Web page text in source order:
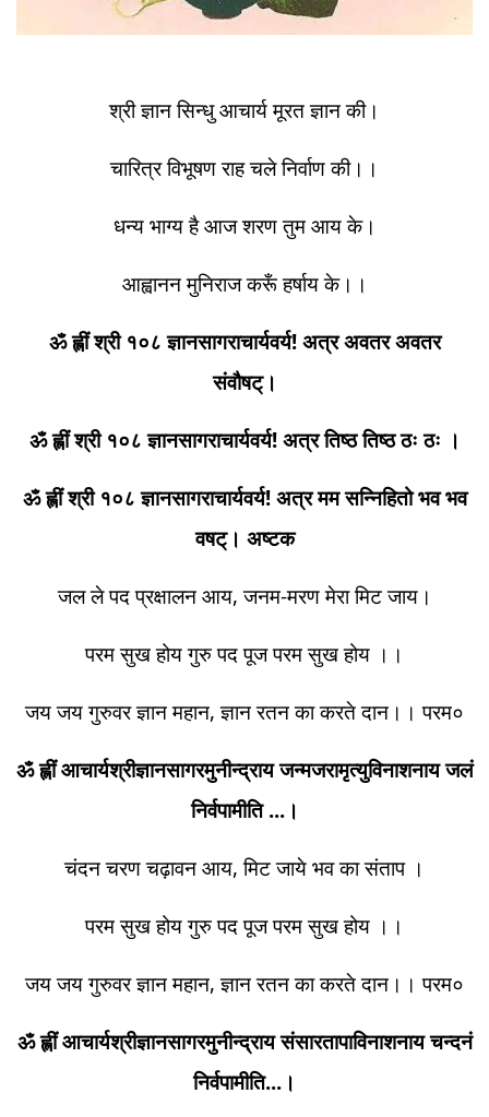
श्री ज्ञान सिन्धु आचार्य मूरत ज्ञान की।
चारित्र विभूषण राह चले निर्वाण की।।
धन्य भाग्य है आज शरण तुम आय के।
आह्वानन मुनिराज करूँ हर्षाय के।।
ॐ ह्लीं श्री १०८ ज्ञानसागराचार्यवर्य! अत्र अवतर अवतर
संवौषट्।
ॐ ह्लीं श्री १०८ ज्ञानसागराचार्यवर्य! अत्र तिष्ठ तिष्ठ ठः ठः ।
ॐ ह्लीं श्री १०८ ज्ञानसागराचार्यवर्य! अत्र मम सन्निहितो भव भव
वषट्। अष्टक
जल ले पद प्रक्षालन आय, जनम-मरण मेरा मिट जाय।
परम सुख होय गुरु पद पूज परम सुख होय ।।
जय जय गुरुवर ज्ञान महान, ज्ञान रतन का करते दान।। परम०
ॐ ह्लीं आचार्यश्रीज्ञानसागरमुनीन्द्राय जन्मजरामृत्युविनाशनाय जलं
निर्वपामीति ...।
चंदन चरण चढ़ावन आय, मिट जाये भव का संताप ।
परम सुख होय गुरु पद पूज परम सुख होय ।।
जय जय गुरुवर ज्ञान महान, ज्ञान रतन का करते दान।। परम०
ॐ ह्लीं आचार्यश्रीज्ञानसागरमुनीन्द्राय संसारतापाविनाशनाय चन्दनं
निर्वपामीति...।